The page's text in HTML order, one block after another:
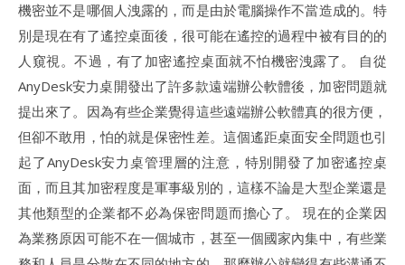
機密並不是哪個人洩露的，而是由於電腦操作不當造成的。特
別是現在有了遙控桌面後，很可能在遙控的過程中被有目的的
人窺視。不過，有了加密遙控桌面就不怕機密洩露了。 自從
AnyDesk安力桌開發出了許多款遠端辦公軟體後，加密問題就
提出來了。因為有些企業覺得這些遠端辦公軟體真的很方便，
但卻不敢用，怕的就是保密性差。這個遙距桌面安全問題也引
起了AnyDesk安力桌管理層的注意，特別開發了加密遙控桌
面，而且其加密程度是軍事級別的，這樣不論是大型企業還是
其他類型的企業都不必為保密問題而擔心了。 現在的企業因
為業務原因可能不在一個城市，甚至一個國家內集中，有些業